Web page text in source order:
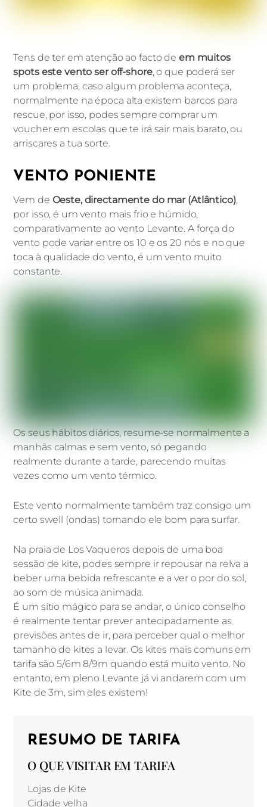
Tens de ter em atenção ao facto de em muitos
spots este vento ser off-shore, o que poderá ser
um problema, caso algum problema aconteça,
normalmente na época alta existem barcos para
rescue, por isso, podes sempre comprar um
voucher em escolas que te irá sair mais barato, ou
arriscares a tua sorte.
VENTO PONIENTE
Vem de Oeste, directamente do mar (Atlântico),
por isso, é um vento mais frio e húmido,
comparativamente ao vento Levante. A força do
vento pode variar entre os 10 e os 20 nós e no que
toca à qualidade do vento, é um vento muito
constante.
Os seus hábitos diários, resume-se normalmente a
manhãs calmas e sem vento, só pegando
realmente durante a tarde, parecendo muitas
vezes como um vento térmico.
Este vento normalmente também traz consigo um
certo swell (ondas) tornando ele bom para surfar.
Na praia de Los Vaqueros depois de uma boa
sessão de kite, podes sempre ir repousar na relva a
beber uma bebida refrescante e a ver o por do sol,
ao som de música animada.
É um sítio mágico para se andar, o único conselho
é realmente tentar prever antecipadamente as
previsões antes de ir, para perceber qual o melhor
tamanho de kites a levar. Os kites mais comuns em
tarifa são 5/6m 8/9m quando está muito vento. No
entanto, em pleno Levante já vi andarem com um
Kite de 3m, sim eles existem!
RESUMO DE TARIFA
O QUE VISITAR EM TARIFA
Lojas de Kite
Cidade velha